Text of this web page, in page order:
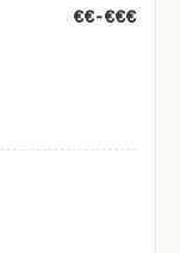
€€-€€€